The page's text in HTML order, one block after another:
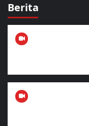
Berita